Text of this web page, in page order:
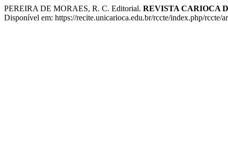
PEREIRA DE MORAES, R. C. Editorial. REVISTA CARIOCA
Disponível em: https://recite.unicarioca.edu.br/rccte/index.php/rccte/